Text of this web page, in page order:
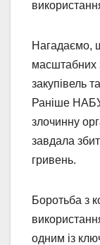
Нагадаємо,
масштабних
закупівель
Раніше
злочинну
завдала
гривень.
Боротьба з
одним із